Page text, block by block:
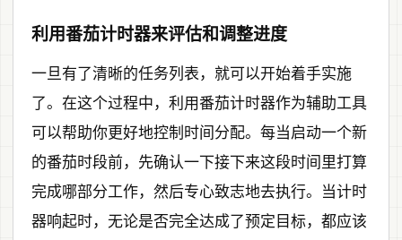
利用番茄计时器来评估和调整进度
一旦有了清晰的任务列表，就可以开始着手实施
了。在这个过程中，利用番茄计时器作为辅助工具
可以帮助你更好地控制时间分配。每当启动一个新
的番茄时段前，先确认一下接下来这段时间里打算
完成哪部分工作，然后专心致志地去执行。当计时
器响起时，无论是否完全达成了预定目标，都应该